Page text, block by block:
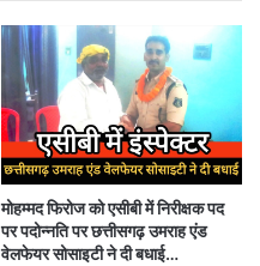
मोहम्मद फिरोज को एसीबी में निरीक्षक पद
पर पदोन्नति पर छत्तीसगढ़ उमराह एंड
वेलफेयर सोसाइटी ने दी बधाई…